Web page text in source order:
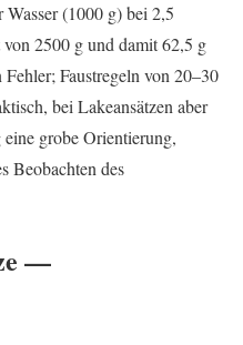
(1000 g) bei 2,5
2500 g und damit 62,5 g
Faustregeln von 20–30
bei Lakeansätzen aber
grobe Orientierung,
Beobachten des
—